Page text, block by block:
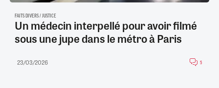
FAITS DIVERS / JUSTICE
Un médecin interpellé pour avoir filmé
sous une jupe dans le métro à Paris
23/03/2026 5